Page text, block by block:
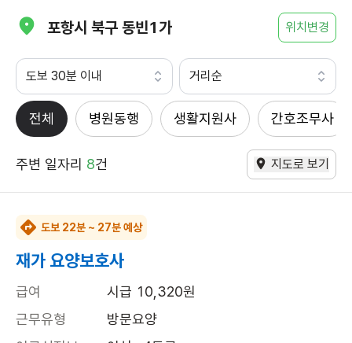
포항시 북구 동빈1가 위치변경
도보 30분 이내 거리순
전체 병원동행 생활지원사 간호조무사
주변 일자리 8건 지도로 보기
도보 22분 ~ 27분 예상
재가 요양보호사
급여
시급 10,320원
근무유형
방문요양